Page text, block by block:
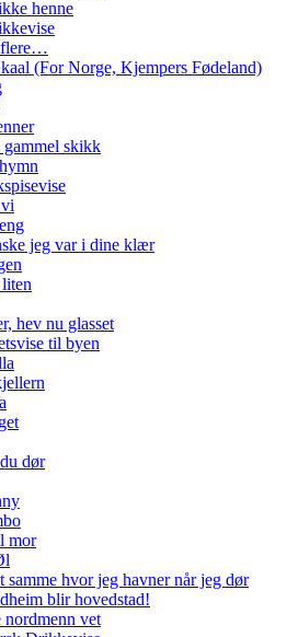
henne
(For Norge, Kjempers Fødeland)
gammel skikk
jeg var i dine klær
hev nu glasset
til byen
dør
mor
samme hvor jeg havner når jeg dør
blir hovedstad!
nordmenn vet